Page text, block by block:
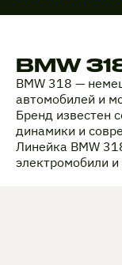
BMW
BMW 318 —
автомобилей и
Бренд известен
динамики и
Линейка BMW
электромобили